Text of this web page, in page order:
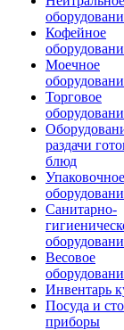
Кофейное
Моечное
Торговое
раздачи
блюд
Упаковочное
Санитарно-
Весовое
Инвентарь
Посуда и
приборы